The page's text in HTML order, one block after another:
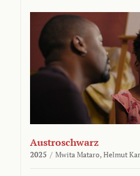
Austroschwarz
2025 / Mwita Mataro, Helmut